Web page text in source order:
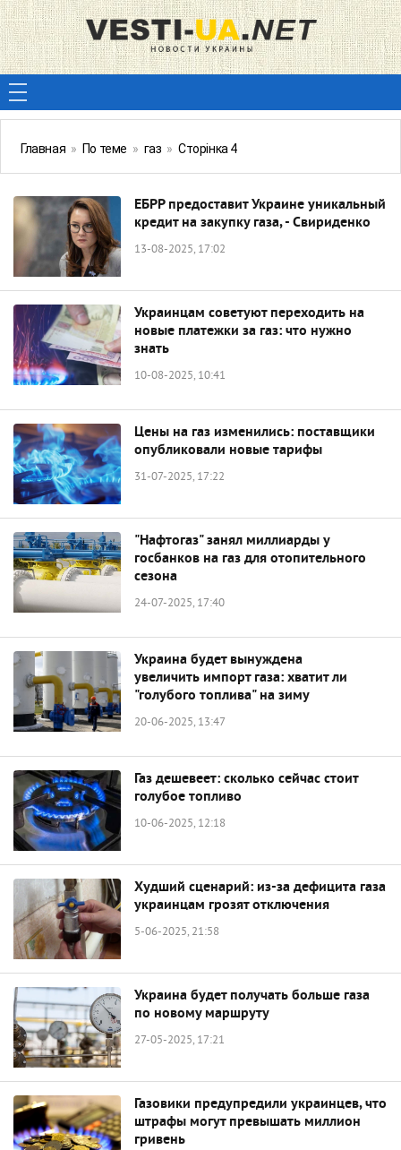
Главная » По теме » газ » Сторінка 4
ЕБРР предоставит Украине уникальный
кредит на закупку газа, - Свириденко
13-08-2025, 17:02
Украинцам советуют переходить на
новые платежки за газ: что нужно
знать
10-08-2025, 10:41
Цены на газ изменились: поставщики
опубликовали новые тарифы
31-07-2025, 17:22
"Нафтогаз" занял миллиарды у
госбанков на газ для отопительного
сезона
24-07-2025, 17:40
Украина будет вынуждена
увеличить импорт газа: хватит ли
"голубого топлива" на зиму
20-06-2025, 13:47
Газ дешевеет: сколько сейчас стоит
голубое топливо
10-06-2025, 12:18
Худший сценарий: из-за дефицита газа
украинцам грозят отключения
5-06-2025, 21:58
Украина будет получать больше газа
по новому маршруту
27-05-2025, 17:21
Газовики предупредили украинцев, что
штрафы могут превышать миллион
гривень